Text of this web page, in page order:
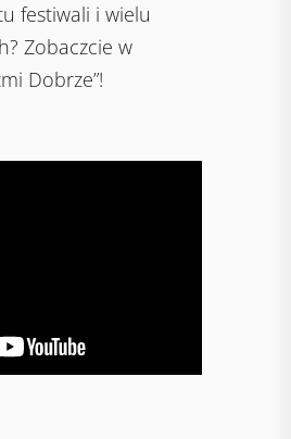
festiwali i wielu
Zobaczcie w
Dobrze”!